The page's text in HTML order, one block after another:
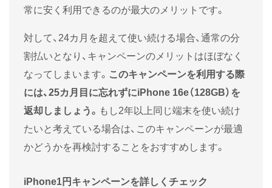
常に安く利用できるのが最大のメリットです。
対して、24カ月を超えて使い続ける場合、通常の分
割払いとなり、キャンペーンのメリットはほぼなく
なってしまいます。 このキャンペーンを利用する際
には、 25カ月目に忘れずにiPhone 16e（128GB） を
返却しましょう。 もし2年以上同じ端末を使い続け
たいと考えている場合は、このキャンペーンが最適
かどうかを再検討することをおすすめします。
iPhone1円キャンペーンを詳しくチェック